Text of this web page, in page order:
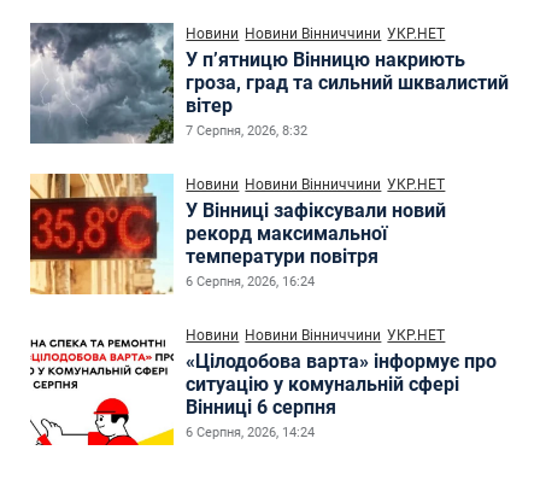
Новини Новини Вінниччини УКР.НЕТ
У п’ятницю Вінницю накриють
гроза, град та сильний шквалистий
вітер
7 Серпня, 2026, 8:32
Новини Новини Вінниччини УКР.НЕТ
У Вінниці зафіксували новий
рекорд максимальної
температури повітря
6 Серпня, 2026, 16:24
Новини Новини Вінниччини УКР.НЕТ
«Цілодобова варта» інформує про
ситуацію у комунальній сфері
Вінниці 6 серпня
6 Серпня, 2026, 14:24